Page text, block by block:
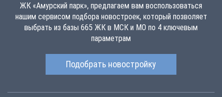
ЖК «Амурский парк», предлагаем вам воспользоваться
нашим сервисом подбора новостроек, который позволяет
выбрать из базы 665 ЖК в МСК и МО по 4 ключевым
параметрам
Подобрать новостройку